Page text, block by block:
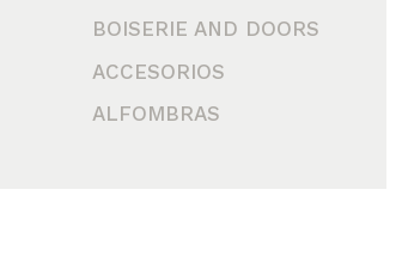
BOISERIE AND DOORS
ACCESORIOS
ALFOMBRAS